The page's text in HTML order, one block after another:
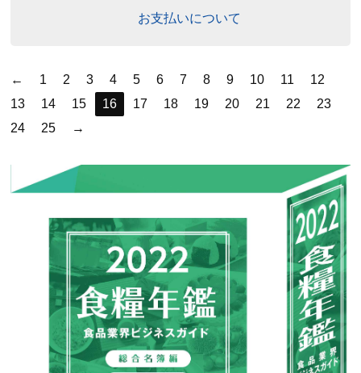
お支払いについて
← 1 2 3 4 5 6 7 8 9 10 11
12
13
14 15 16 17 18 19 20 21 22
23
24
25 →